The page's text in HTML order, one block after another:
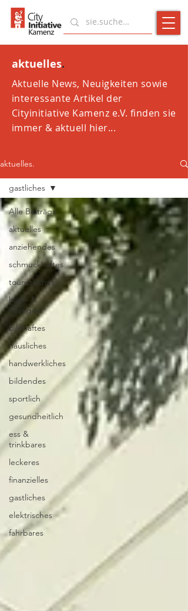
aktuelles.
Aktuelle News, Neuigkeiten sowie
interessante Artikel der
Cityinitiative Kamenz e.V. finden sie
immer & aktuell hier...
aktuelles.
Alle Beiträge
aktuelles
anziehendes
schmuckhaftes
touristisches
haut- &
haariges
bildhaftes
häusliches
handwerkliches
bildendes
sportlich
gesundheitlich
ess &
trinkbares
leckeres
finanzielles
gastliches
elektrisches
fahrbares
gastliches